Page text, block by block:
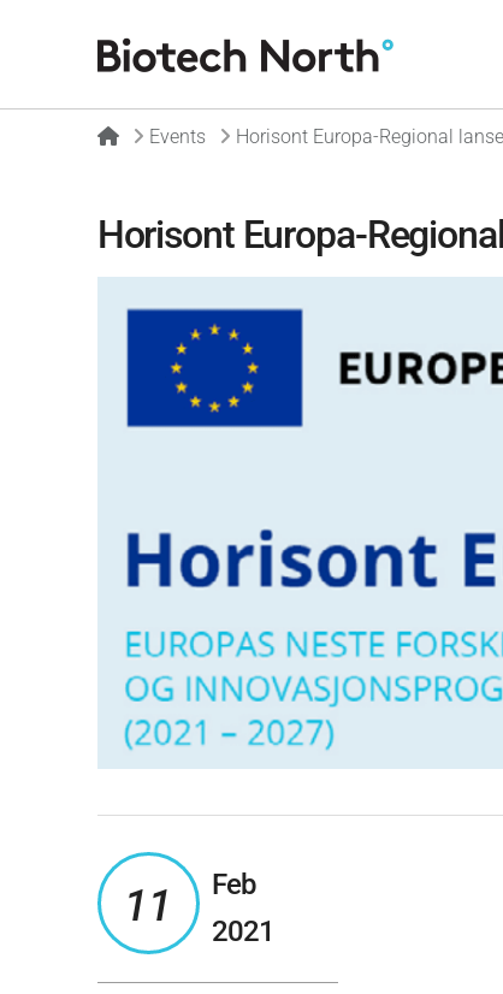
HomeEvents Horisont Europa-Regional
Horisont Europa-
11
Feb
2021